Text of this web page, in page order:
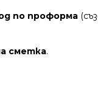
по проформа
сметка.